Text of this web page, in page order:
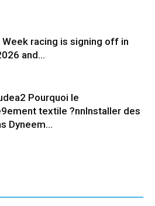
Week racing is signing off in
and...
Pourquoi le
textile ?nnInstaller des
Dyneem…